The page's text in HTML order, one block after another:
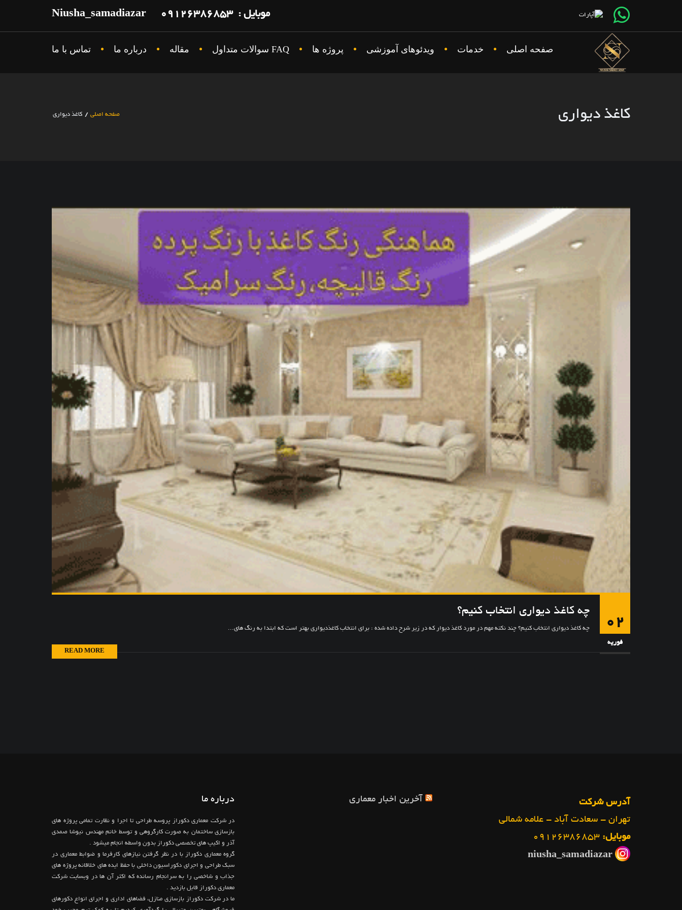
موبایل : ۰۹۱۲۶۳۸۶۸۵۳ Niusha_samadiazar
صفحه اصلی خدمات ویدئوهای آموزشی پروژه ها FAQ سوالات متداول مقاله درباره ما تماس با ما
کاغذ دیواری صفحه اصلی / کاغذ دیواری
02
فوریه
چه کاغذ دیواری انتخاب کنیم؟
چه کاغذ دیواری انتخاب کنیم؟ چند نکته مهم در مورد کاغذ دیوار که در زیر شرح داده شده : برای انتخاب کاغذدیواری بهتر است كه ابتدا به رنگ های...
READ MORE
درباره ما
در شرکت معماری دکوراز پروسه طراحی تا اجرا و نظارت تمامی پروژه های
بازسازی ساختمان به صورت کارگروهی و توسط خانم مهندس نیوشا صمدی
آذر و اکیپ های تخصصی دکوراز بدون واسطه انجام میشود .
گروه معماری دکوراز با در نظر گرفتن نیازهای کارفرما و ضوابط معماری در
سبک طراحی و اجرای دکوراسیون داخلی با حفظ ایده های خلاقانه پروژه های
جذاب و شاخصی را به سرانجام رسانده که اکثر آن ها در وبسایت شرکت
معماری دکوراز قابل بازدید .
ما در شرکت دکوراز بازسازی منازل، فضاهای اداری و اجرای انواع دکورهای
آخرین اخبار معماری
آدرس شرکت
تهران - سعادت آباد - علامه شمالی
موبایل:
niusha_samadiazar